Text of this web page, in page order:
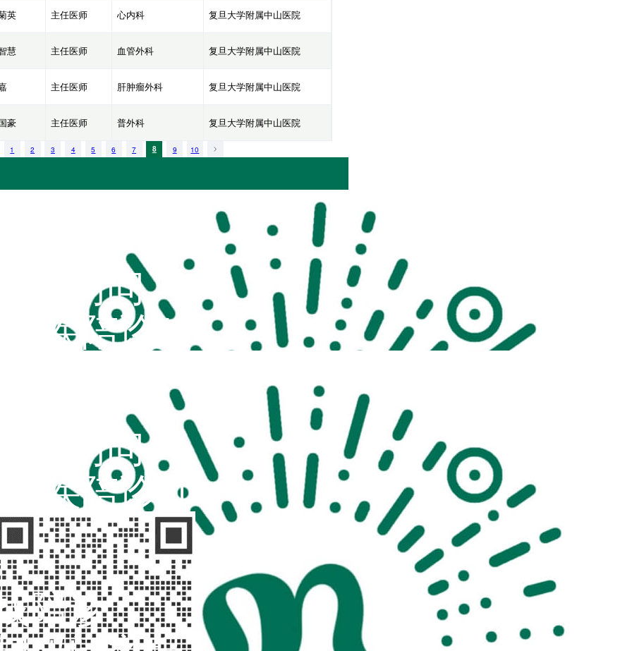
英 主任医师 心内科 复旦大学附属中山医院
慧 主任医师 血管外科 复旦大学附属中山医院
主任医师 肝肿瘤外科 复旦大学附属中山医院
豪 主任医师 普外科 复旦大学附属中山医院
1 2 3 4 5 6 7 8 9 10
扫码访问
“不疾陪诊”
扫码访问
“不疾陪诊师”
陪诊